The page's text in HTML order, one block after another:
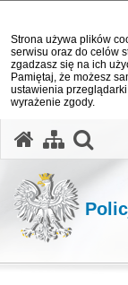
Strona używa plików
serwisu oraz do celów
zgadzasz się na ich
Pamiętaj, że możesz
ustawienia
wyrażenie zgody.